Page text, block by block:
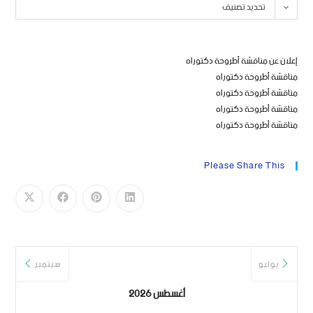
تحديد تصنيف
إعلان عن مناقشة أطروحة دكتوراه
مناقشة أطروحة دكتوراه
مناقشة أطروحة دكتوراه
مناقشة أطروحة دكتوراه
مناقشة أطروحة دكتوراه
Please Share This
يوليو
أغسطس 2026
سبتمبر